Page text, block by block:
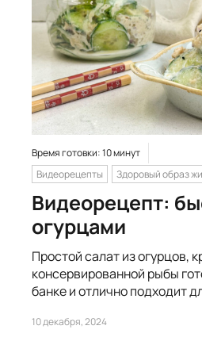
Время готовки: 10 минут
Видеорецепты
Здоровый образ
Видеорецепт:
огурцами
Простой салат из огурцов,
консервированной рыбы
банке и отлично подходит
10 декабря, 2024